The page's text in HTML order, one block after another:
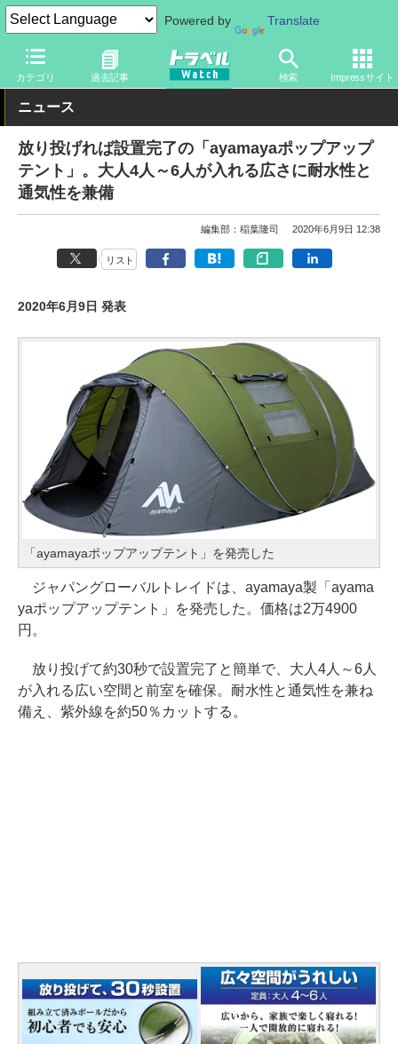
Powered by Translate
カテゴリ 過去記事 検索 Impressサイト
トラベル Watch 旅のアイテム 旅行グッズ
ニュース
放り投げれば設置完了の「ayamayaポップアップ
テント」。大人4人～6人が入れる広さに耐水性と
通気性を兼備
編集部：稲葉隆司 2020年6月9日 12:38
リスト
2020年6月9日 発表
「ayamayaポップアップテント」を発売した
ジャパングローバルトレイドは、ayamaya製「ayama
yaポップアップテント」を発売した。価格は2万4900
円。
放り投げて約30秒で設置完了と簡単で、大人4人～6人
が入れる広い空間と前室を確保。耐水性と通気性を兼ね
備え、紫外線を約50％カットする。